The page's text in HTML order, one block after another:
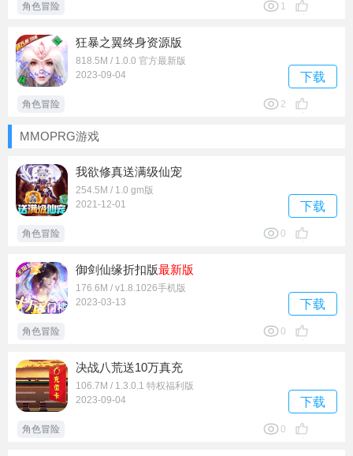
角色冒险 1
狂暴之翼终身资源版
818.5M / 1.0.0 官方最新版
2023-09-04
下载
角色冒险 2
MMOPRG游戏
我欲修真送满级仙宠
254.5M / 1.0 gm版
2021-12-01
下载
角色冒险 0
御剑仙缘折扣版最新版
176.6M / v1.8.1026手机版
2023-03-13
下载
角色冒险 0
决战八荒送10万真充
106.7M / 1.3.0.1 特权福利版
2023-09-04
下载
角色冒险 0